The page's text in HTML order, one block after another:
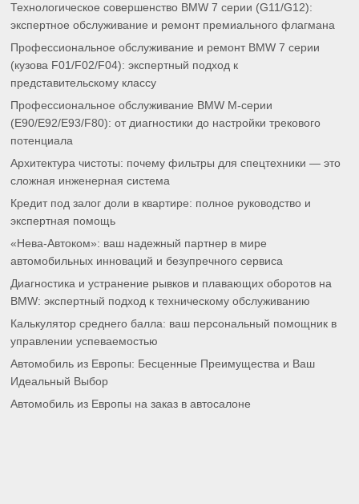
Технологическое совершенство BMW 7 серии (G11/G12):
экспертное обслуживание и ремонт премиального флагмана
Профессиональное обслуживание и ремонт BMW 7 серии
(кузова F01/F02/F04): экспертный подход к
представительскому классу
Профессиональное обслуживание BMW M-серии
(E90/E92/E93/F80): от диагностики до настройки трекового
потенциала
Архитектура чистоты: почему фильтры для спецтехники — это
сложная инженерная система
Кредит под залог доли в квартире: полное руководство и
экспертная помощь
«Нева-Автоком»: ваш надежный партнер в мире
автомобильных инноваций и безупречного сервиса
Диагностика и устранение рывков и плавающих оборотов на
BMW: экспертный подход к техническому обслуживанию
Калькулятор среднего балла: ваш персональный помощник в
управлении успеваемостью
Автомобиль из Европы: Бесценные Преимущества и Ваш
Идеальный Выбор
Автомобиль из Европы на заказ в автосалоне